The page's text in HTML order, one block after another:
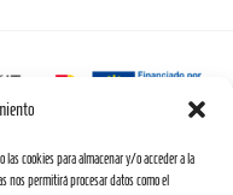
cookies para almacenar y/o acceder a la
nos permitirá procesar datos como el
fondos «NextGenerationEU» y el